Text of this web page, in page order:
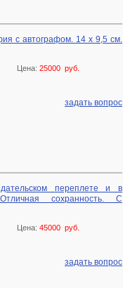
с автографом. 14 х 9,5 см.
Цена: 25000 руб.
задать вопрос
переплете и в
сохранность. С
Цена: 45000 руб.
задать вопрос